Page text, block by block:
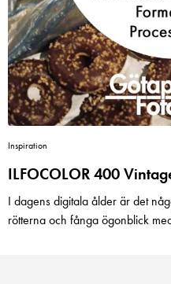
Inspiration
ILFOCOLOR 400
I dagens digitala ålder är det
rötterna och fånga ögonblick